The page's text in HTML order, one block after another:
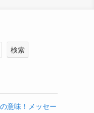
検索
意味！メッセー